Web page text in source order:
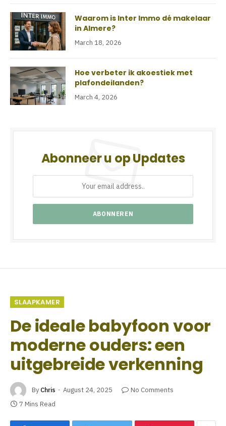
Waarom is Inter Immo dé makelaar
in Almere?
March 18, 2026
Hoe verbeter ik akoestiek met
plafondeilanden?
March 4, 2026
Abonneer u op Updates
SLAAPKAMER
De ideale babyfoon voor
moderne ouders: een
uitgebreide verkenning
By Chris August 24, 2025
No Comments
7 Mins Read